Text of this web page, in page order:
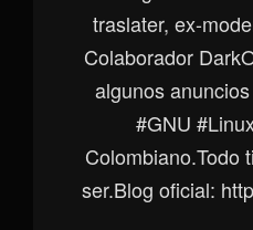
traslater, ex-
Colaborador
algunos
#GNU
Colombiano.Todo
ser.Blog oficial: